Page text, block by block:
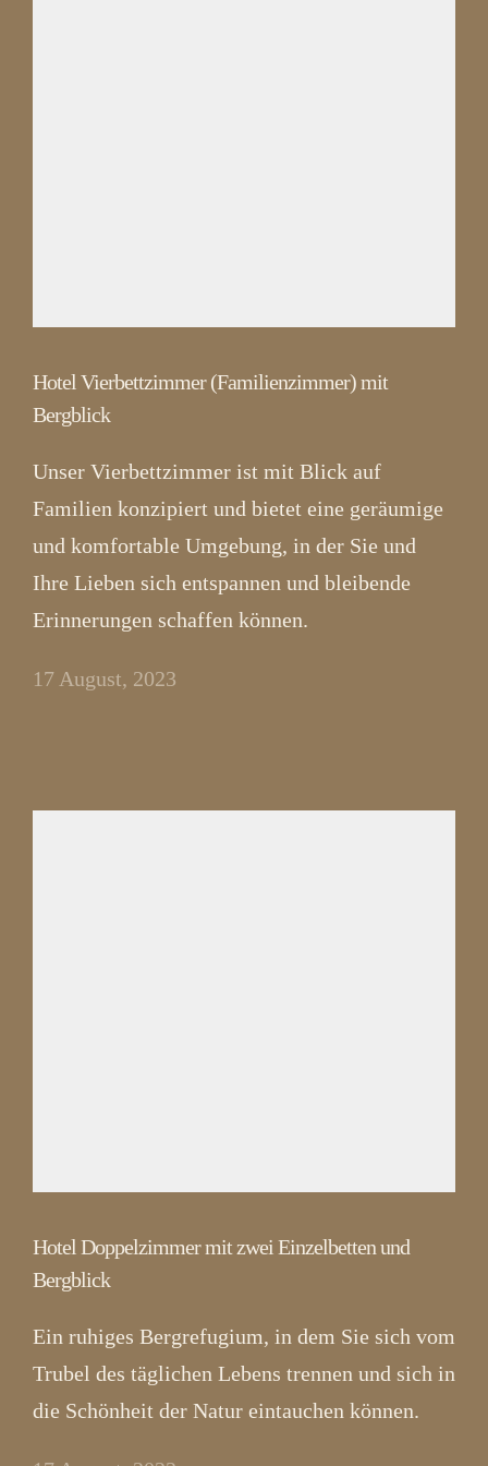
Hotel Vierbettzimmer (Familienzimmer) mit
Bergblick
Unser Vierbettzimmer ist mit Blick auf
Familien konzipiert und bietet eine geräumige
und komfortable Umgebung, in der Sie und
Ihre Lieben sich entspannen und bleibende
Erinnerungen schaffen können.
17 August, 2023
Hotel Doppelzimmer mit zwei Einzelbetten und
Bergblick
Ein ruhiges Bergrefugium, in dem Sie sich vom
Trubel des täglichen Lebens trennen und sich in
die Schönheit der Natur eintauchen können.